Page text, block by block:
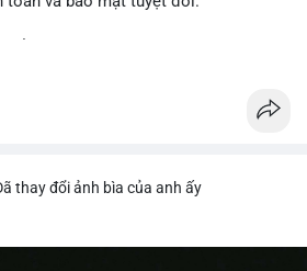
thay đổi ảnh bìa của anh ấy